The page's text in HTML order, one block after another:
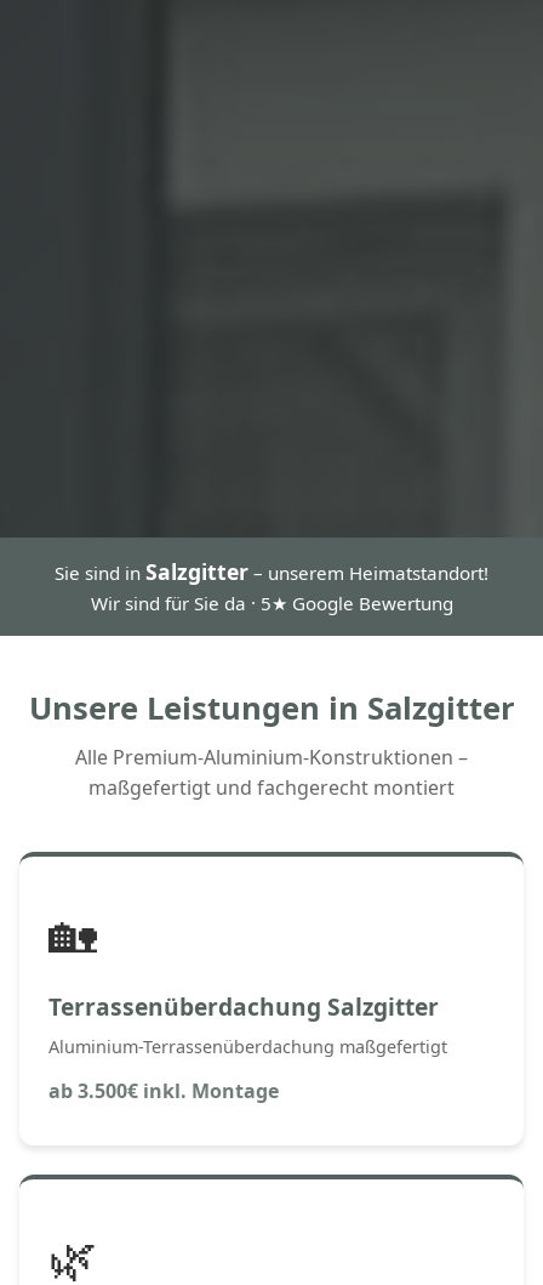
Sie sind in Salzgitter – unserem Heimatstandort!
Wir sind für Sie da · 5★ Google Bewertung
Unsere Leistungen in Salzgitter
Alle Premium-Aluminium-Konstruktionen –
maßgefertigt und fachgerecht montiert
🏡
Terrassenüberdachung Salzgitter
Aluminium-Terrassenüberdachung maßgefertigt
ab 3.500€ inkl. Montage
🌿